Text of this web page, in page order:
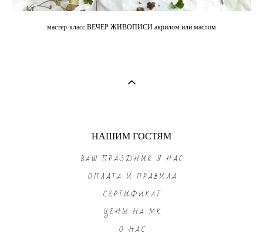
мастер-класс ВЕЧЕР ЖИВОПИСИ акрилом или маслом
НАШИМ ГОСТЯМ
ВАШ ПРАЗДНИК У НАС
ОПЛАТА И ПРАВИЛА
СЕРТИФИКАТ
ЦЕНЫ НА МК
О НАС